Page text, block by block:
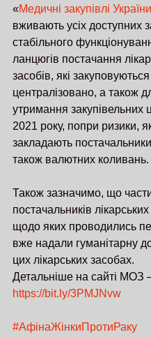
«Медичні закупівлі України
вживають усіх доступних
стабільного
ланцюгів постачання
засобів, які закуповуються
централізовано, а також
утримання закупівельних
2021 року, попри ризики,
закладають
також валютних коливань.
Також зазначимо, що
постачальників лікарських
щодо яких проводились
вже надали гуманітарну
цих лікарських засобах.
Детальніше на сайті МОЗ
https://bit.ly/3PMJNvw
#АфінаЖінкиПротиРаку